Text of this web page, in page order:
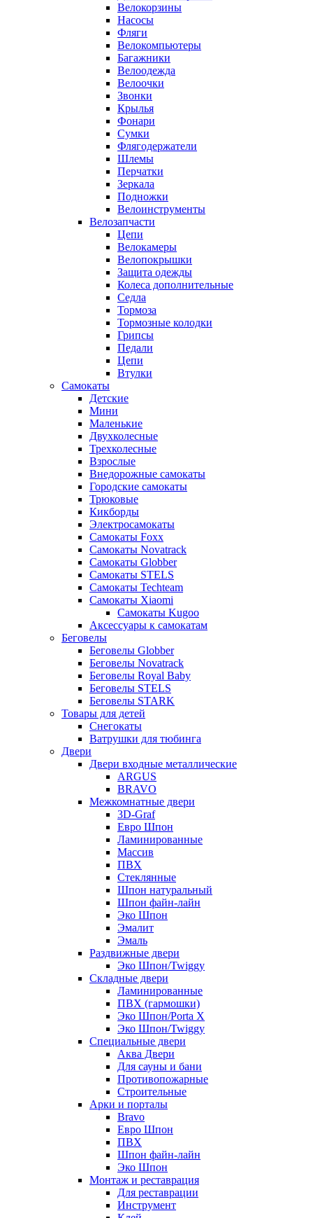
Велокорзины
Насосы
Фляги
Велокомпьютеры
Багажники
Велоодежда
Велоочки
Звонки
Крылья
Фонари
Сумки
Флягодержатели
Шлемы
Перчатки
Зеркала
Подножки
Велоинструменты
Велозапчасти
Цепи
Велокамеры
Велопокрышки
Защита одежды
Колеса дополнительные
Седла
Тормоза
Тормозные колодки
Грипсы
Педали
Цепи
Втулки
Самокаты
Детские
Мини
Маленькие
Двухколесные
Трехколесные
Взрослые
Внедорожные самокаты
Городские самокаты
Трюковые
Кикборды
Электросамокаты
Самокаты Foxx
Самокаты Novatrack
Самокаты Globber
Самокаты STELS
Самокаты Techteam
Самокаты Xiaomi
Самокаты Kugoo
Аксессуары к самокатам
Беговелы
Беговелы Globber
Беговелы Novatrack
Беговелы Royal Baby
Беговелы STELS
Беговелы STARK
Товары для детей
Снегокаты
Ватрушки для тюбинга
Двери
Двери входные металлические
ARGUS
BRAVO
Межкомнатные двери
3D-Graf
Евро Шпон
Ламинированные
Массив
ПВХ
Стеклянные
Шпон натуральный
Шпон файн-лайн
Эко Шпон
Эмалит
Эмаль
Раздвижные двери
Эко Шпон/Twiggy
Складные двери
Ламинированные
ПВХ (гармошки)
Эко Шпон/Porta X
Эко Шпон/Twiggy
Специальные двери
Аква Двери
Для сауны и бани
Противопожарные
Строительные
Арки и порталы
Bravo
Евро Шпон
ПВХ
Шпон файн-лайн
Эко Шпон
Монтаж и реставрация
Для реставрации
Инструмент